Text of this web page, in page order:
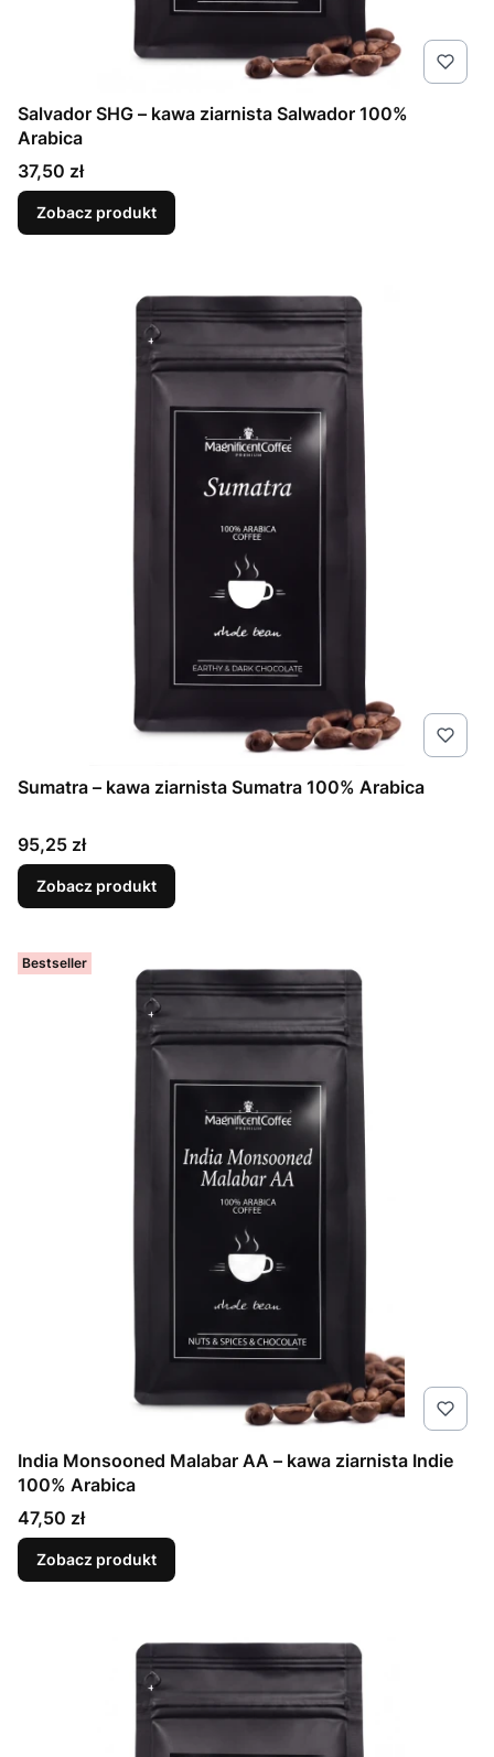
Salvador SHG – kawa ziarnista Salwador 100%
Arabica
Cena
37,50 zł
Zobacz produkt
Sumatra – kawa ziarnista Sumatra 100% Arabica
Cena
95,25 zł
Zobacz produkt
Bestseller
India Monsooned Malabar AA – kawa ziarnista Indie
100% Arabica
Cena
47,50 zł
Zobacz produkt